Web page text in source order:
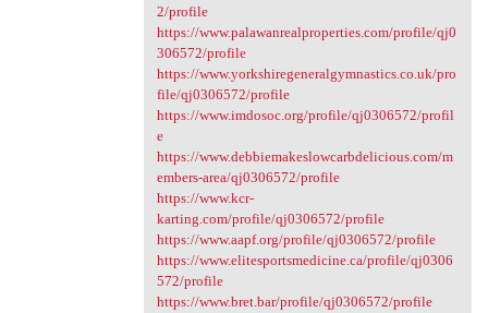
2/profile
https://www.palawanrealproperties.com/profile/qj0
306572/profile
https://www.yorkshiregeneralgymnastics.co.uk/pro
file/qj0306572/profile
https://www.imdosoc.org/profile/qj0306572/profil
e
https://www.debbiemakeslowcarbdelicious.com/m
embers-area/qj0306572/profile
https://www.kcr-
karting.com/profile/qj0306572/profile
https://www.aapf.org/profile/qj0306572/profile
https://www.elitesportsmedicine.ca/profile/qj0306
572/profile
https://www.bret.bar/profile/qj0306572/profile